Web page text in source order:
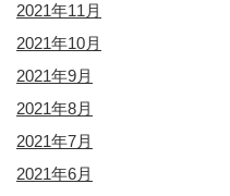
2021年11月
2021年10月
2021年9月
2021年8月
2021年7月
2021年6月